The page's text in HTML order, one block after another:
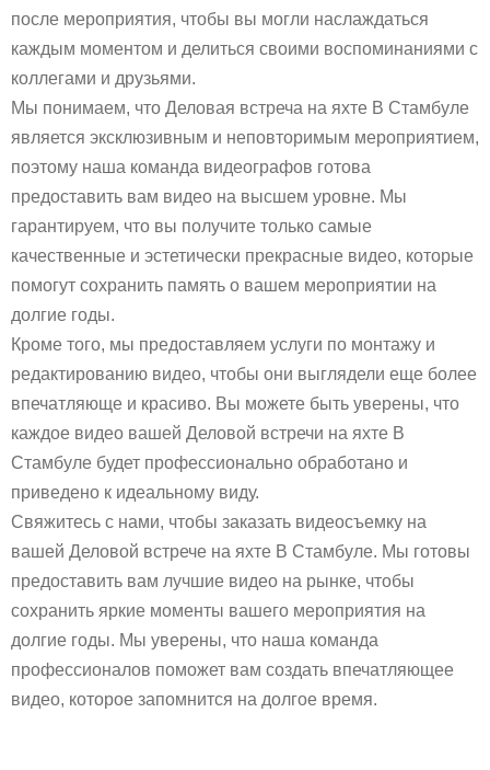
после мероприятия, чтобы вы могли наслаждаться
каждым моментом и делиться своими воспоминаниями с
коллегами и друзьями.
Мы понимаем, что Деловая встреча на яхте В Стамбуле
является эксклюзивным и неповторимым мероприятием,
поэтому наша команда видеографов готова
предоставить вам видео на высшем уровне. Мы
гарантируем, что вы получите только самые
качественные и эстетически прекрасные видео, которые
помогут сохранить память о вашем мероприятии на
долгие годы.
Кроме того, мы предоставляем услуги по монтажу и
редактированию видео, чтобы они выглядели еще более
впечатляюще и красиво. Вы можете быть уверены, что
каждое видео вашей Деловой встречи на яхте В
Стамбуле будет профессионально обработано и
приведено к идеальному виду.
Свяжитесь с нами, чтобы заказать видеосъемку на
вашей Деловой встрече на яхте В Стамбуле. Мы готовы
предоставить вам лучшие видео на рынке, чтобы
сохранить яркие моменты вашего мероприятия на
долгие годы. Мы уверены, что наша команда
профессионалов поможет вам создать впечатляющее
видео, которое запомнится на долгое время.